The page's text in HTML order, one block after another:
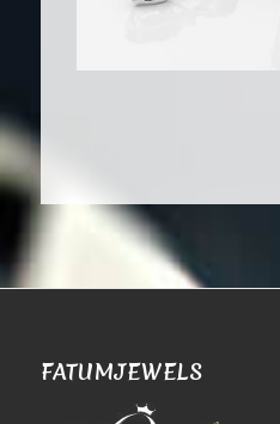
FATUMJEWELS